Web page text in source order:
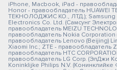
iPhone, Macbook, iPad -
Honor - правообладатель HUAWEI
ТЕКНОЛОДЖИС КО., ЛТД.); Samsung
Electronics Co. Ltd. (Самсунг
правообладатель MEIZU
правообладатель Nokia
правообладатель Lenovo (Beijing)
Xiaomi Inc.; ZTE - правообладатель
правообладатель HTC
правообладатель LG Corp. (ЭлДжи
Koninklijke Philips N.V.